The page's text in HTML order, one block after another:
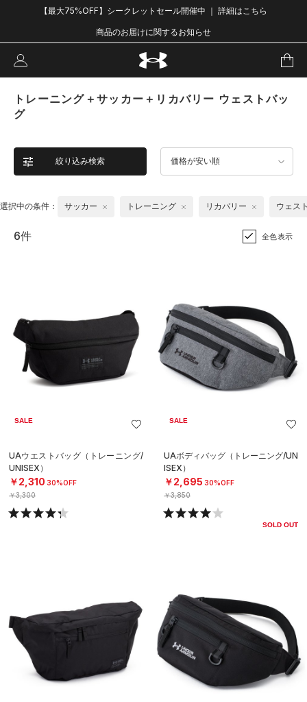
【最大75%OFF】シークレットセール開催中 ｜ 詳細はこちら
商品のお届けに関するお知らせ
トレーニング＋サッカー＋リカバリー ウェストバッ
グ
絞り込み検索 価格が安い順
選択中の条件： サッカー トレーニング リカバリー ウェス
6件 全色表示
SALE
UAウエストバッグ（トレーニング/
UNISEX）
￥2,310 30%OFF
￥3,300
SALE
UAボディバッグ（トレーニング/UN
ISEX）
￥2,695 30%OFF
￥3,850
SOLD OUT